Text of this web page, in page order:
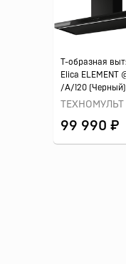
Т-образная
Elica ELEMENT
/A/120 (Черный)
ТЕХНОМУЛЬТ
99 990 ₽